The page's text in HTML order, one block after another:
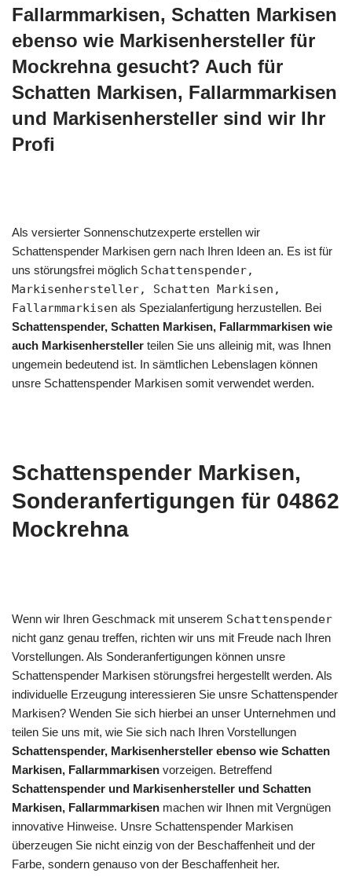
Fallarmmarkisen, Schatten Markisen
ebenso wie Markisenhersteller für
Mockrehna gesucht? Auch für
Schatten Markisen, Fallarmmarkisen
und Markisenhersteller sind wir Ihr
Profi
Als versierter Sonnenschutzexperte erstellen wir
Schattenspender Markisen gern nach Ihren Ideen an. Es ist für
uns störungsfrei möglich Schattenspender,
Markisenhersteller, Schatten Markisen,
Fallarmmarkisen als Spezialanfertigung herzustellen. Bei
Schattenspender, Schatten Markisen, Fallarmmarkisen wie
auch Markisenhersteller teilen Sie uns alleinig mit, was Ihnen
ungemein bedeutend ist. In sämtlichen Lebenslagen können
unsre Schattenspender Markisen somit verwendet werden.
Schattenspender Markisen,
Sonderanfertigungen für 04862
Mockrehna
Wenn wir Ihren Geschmack mit unserem Schattenspender
nicht ganz genau treffen, richten wir uns mit Freude nach Ihren
Vorstellungen. Als Sonderanfertigungen können unsre
Schattenspender Markisen störungsfrei hergestellt werden. Als
individuelle Erzeugung interessieren Sie unsre Schattenspender
Markisen? Wenden Sie sich hierbei an unser Unternehmen und
teilen Sie uns mit, wie Sie sich nach Ihren Vorstellungen
Schattenspender, Markisenhersteller ebenso wie Schatten
Markisen, Fallarmmarkisen vorzeigen. Betreffend
Schattenspender und Markisenhersteller und Schatten
Markisen, Fallarmmarkisen machen wir Ihnen mit Vergnügen
innovative Hinweise. Unsre Schattenspender Markisen
überzeugen Sie nicht einzig von der Beschaffenheit und der
Farbe, sondern genauso von der Beschaffenheit her.